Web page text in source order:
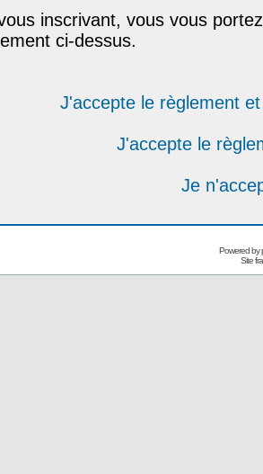
inscrivant, vous vous
ci-dessus.
J'accepte le règlement
J'accepte le
Je
Powered by
Site